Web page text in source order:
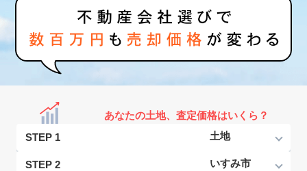
あなたの土地、査定価格はいくら？
STEP 1
STEP 2
家査定シミュレーター
お問い合わせ